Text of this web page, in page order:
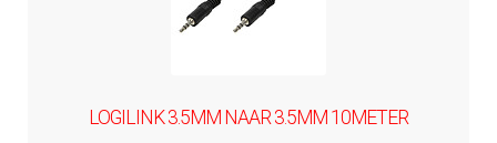
LOGILINK 3.5MM NAAR 3.5MM 10METER